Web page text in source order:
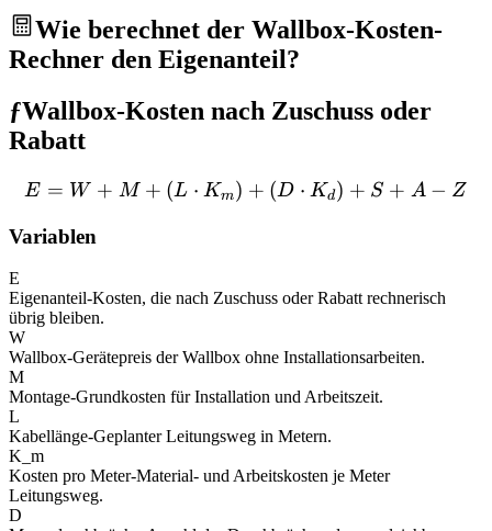
Wie berechnet der Wallbox-Kosten-
Rechner den Eigenanteil?
ƒWallbox-Kosten nach Zuschuss oder
Rabatt
E = W + M + (L \cdot
E = W + M + (L ⋅ Km) + (D ⋅ Kd) + S + A − Z
Variablen
E
Eigenanteil-Kosten, die nach Zuschuss oder Rabatt rechnerisch
übrig bleiben.
W
Wallbox-Gerätepreis der Wallbox ohne Installationsarbeiten.
M
Montage-Grundkosten für Installation und Arbeitszeit.
L
Kabellänge-Geplanter Leitungsweg in Metern.
K_m
Kosten pro Meter-Material- und Arbeitskosten je Meter
Leitungsweg.
D